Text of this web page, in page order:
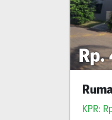
Rp.
KPR: